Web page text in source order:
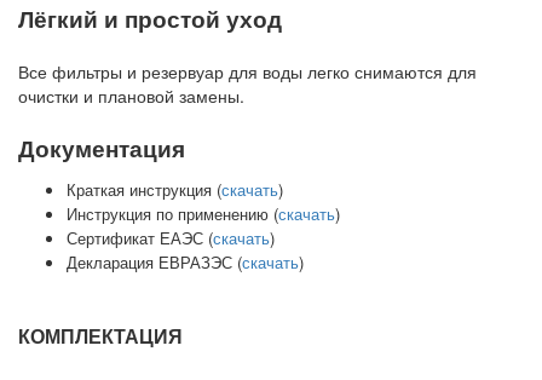
Лёгкий и простой уход
Все фильтры и резервуар для воды легко снимаются для
очистки и плановой замены.
Документация
Краткая инструкция (скачать)
Инструкция по применению (скачать)
Сертификат ЕАЭС (скачать)
Декларация ЕВРАЗЭС (скачать)
КОМПЛЕКТАЦИЯ